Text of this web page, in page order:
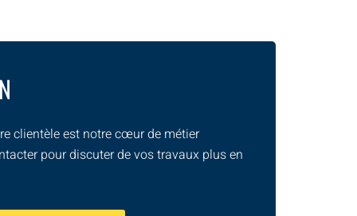
clientèle est notre cœur de métier
pour discuter de vos travaux plus en